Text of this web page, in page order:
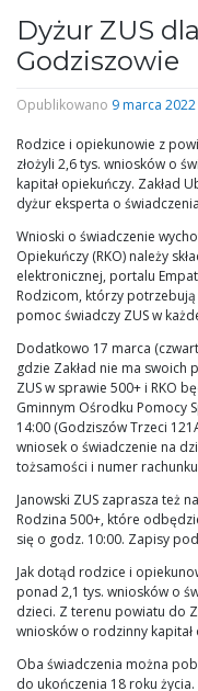
Dyżur ZUS
Godziszowie
Opublikowano 9 marca 2022
Rodzice i opiekunowie z
złożyli 2,6 tys. wniosków o
kapitał opiekuńczy. Zakład
dyżur eksperta o
Wnioski o świadczenie
Opiekuńczy (RKO) należy
elektronicznej, portalu
Rodzicom, którzy potrzebują
pomoc świadczy ZUS w
Dodatkowo 17 marca
gdzie Zakład nie ma
ZUS w sprawie 500+ i RKO
Gminnym Ośrodku Pomocy
14:00 (Godziszów Trzeci
wniosek o świadczenie na
tożsamości i numer
Janowski ZUS zaprasza też
Rodzina 500+, które
się o godz. 10:00. Zapisy
Jak dotąd rodzice i
ponad 2,1 tys. wniosków o
dzieci. Z terenu powiatu do
wniosków o rodzinny kapitał
Oba świadczenia można
do ukończenia 18 roku